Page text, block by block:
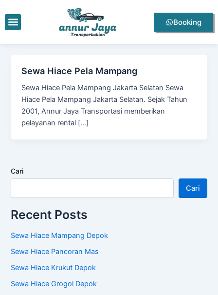
ke
konten
Menu Booking
Sewa Hiace Pela Mampang
Sewa Hiace Pela Mampang Jakarta Selatan Sewa
Hiace Pela Mampang Jakarta Selatan. Sejak Tahun
2001, Annur Jaya Transportasi memberikan
pelayanan rental […]
Cari
Cari
Recent Posts
Sewa Hiace Mampang Depok
Sewa Hiace Pancoran Mas
Sewa Hiace Krukut Depok
Sewa Hiace Grogol Depok